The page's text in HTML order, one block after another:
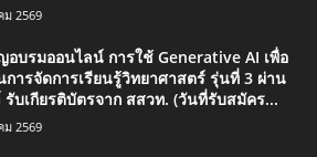
ม 2569
อบรมออนไลน์ การใช้ Generative AI เพื่อ
การจัดการเรียนรู้วิทยาศาสตร์ รุ่นที่ 3 ผ่าน
บเกียรติบัตรจาก สสวท. (วันที่รับสมัคร...
ม 2569